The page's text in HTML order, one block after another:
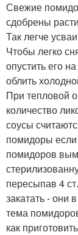
Свежие
сдобрены
Так легче
Чтобы легко
опустить его
облить
При тепловой
количество
соусы
помидоры
помидоров
пересыпав 4
закатать - они
тема
как